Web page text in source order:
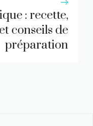
: recette,
conseils de
préparation